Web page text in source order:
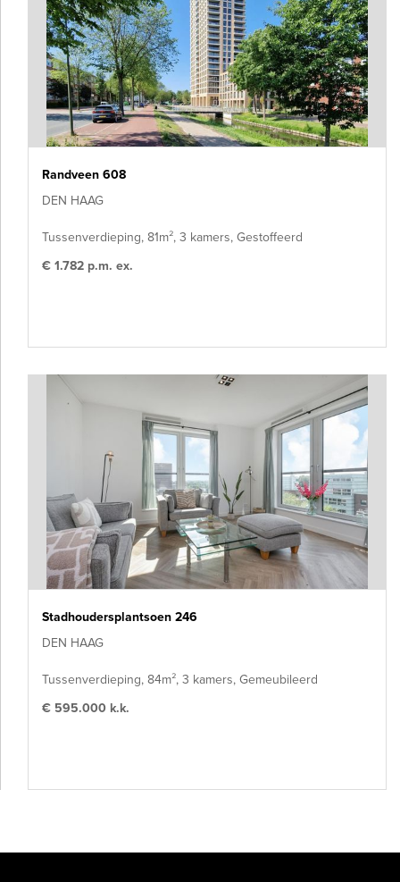
Randveen 608
DEN HAAG
Tussenverdieping, 81m², 3 kamers, Gestoffeerd
€ 1.782 p.m. ex.
Stadhoudersplantsoen 246
DEN HAAG
Tussenverdieping, 84m², 3 kamers, Gemeubileerd
€ 595.000 k.k.